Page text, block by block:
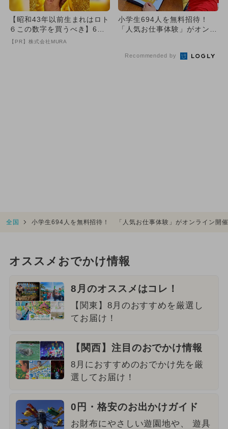
【昭和43年以前生まれはロト
６この数字を買うべき】6つ
の数字が「完全一致」する
【PR】株式会社MURA
小学生694人を無料招待！
「人気お仕事体験」がオンラ
Recommended by
全国 小学生694人を無料招待！ 「人気お仕事体験」がオンライン開催
オススメおでかけ情報
8月のオススメはコレ！
【関東】8月のおすすめを厳選し
てお届け！
【関西】注目のおでかけ情報
8月におすすめのおでかけ先を厳
選してお届け！
0円・格安のお出かけガイド
お財布にやさしい遊園地や、 遊具